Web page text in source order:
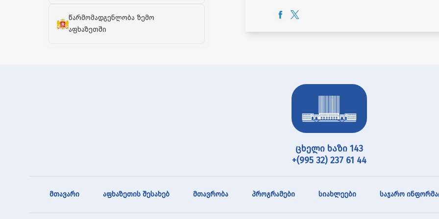
წარმომადგენლობა ზემო
აფხაზეთში
ცხელი ხაზი 143
+(995 32) 237 61 44
მთავარი აფხაზეთის შესახებ მთავრობა პროგრამები სიახლეები საჯარო